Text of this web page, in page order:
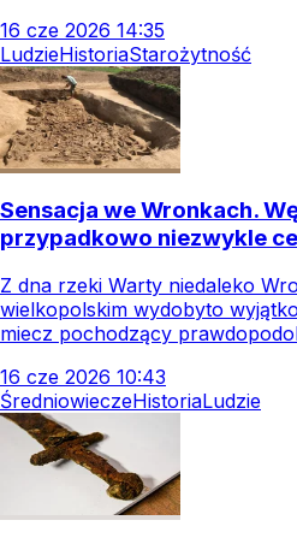
16 cze 2026 14:35
LudzieHistoriaStarożytność
Sensacja we Wronkach.
przypadkowo niezwykle
Z dna rzeki Warty niedaleko
wielkopolskim wydobyto
miecz pochodzący
16 cze 2026 10:43
ŚredniowieczeHistoriaLudzie